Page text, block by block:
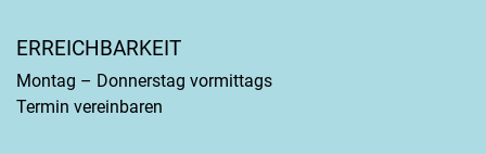
ERREICHBARKEIT
Montag – Donnerstag vormittags
Termin vereinbaren